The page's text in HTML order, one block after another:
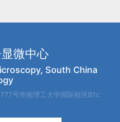
微中心
South China
号华南理工大学国际校区B1c